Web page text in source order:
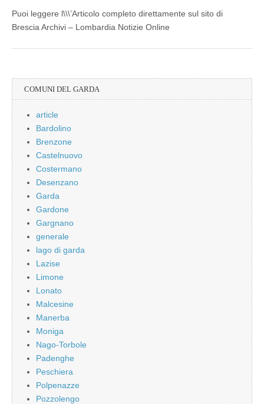
Puoi leggere l\\\’Articolo completo direttamente sul sito di
Brescia Archivi – Lombardia Notizie Online
COMUNI DEL GARDA
article
Bardolino
Brenzone
Castelnuovo
Costermano
Desenzano
Garda
Gardone
Gargnano
generale
lago di garda
Lazise
Limone
Lonato
Malcesine
Manerba
Moniga
Nago-Torbole
Padenghe
Peschiera
Polpenazze
Pozzolengo